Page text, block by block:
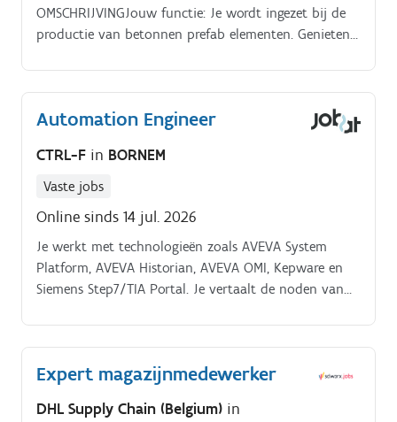
OMSCHRIJVINGJouw functie: Je wordt ingezet bij de
productie van betonnen prefab elementen. Genieten
Automation Engineer
CTRL-F in BORNEM
Vaste jobs
Online sinds 14 jul. 2026
Je werkt met technologieën zoals AVEVA System
Platform, AVEVA Historian, AVEVA OMI, Kepware en
Siemens Step7/TIA Portal. Je vertaalt de noden van
schaalbare automatiseringsoplossingen.
Expert magazijnmedewerker
DHL Supply Chain (Belgium) in